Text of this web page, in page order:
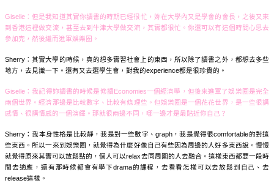
Giselle：但是我知道其實你讀書的時期已經很忙，妳在大學內又是學會的會長，之後又來
到香港這裡做交流，甚至去到牛津大學做交流，其實都很忙。你還可以有這個時間心思去
參加完，然後繼而進軍娛樂圈。
Sherry：其實大學的時候，真的想多實習社會上的東西，所以除了讀書之外，都想去多些
地方，去見識一下。還有又去選學生會，對我的experience都是很珍貴的。
Giselle：我記得妳讀書的時候是修讀Economies一個經濟學，但後來進軍了娛樂圈是完全
兩個世界。經濟那邊是比較數字、比較有條理些。但娛樂圈是一個花花世界，是一些很講
感情、很講情感的一個演繹。那就很兩邊不同，哪一邊才是最貼近你自己？
Sherry：我本身性格是比較靜，我是對一些數字、graph，我是覺得很comfortable的對這
些東西。所以一來到娛樂圈，就覺得為什麼好像自己有些因為周邊的人好多東西說。慢慢
就覺得原來其實可以放鬆點的，個人可以relax去同周圍的人去融合。這樣東西都要一段時
間去適應，還有那時候都會有學下drama的課程，去看看怎樣可以去放鬆到自己、去
release這樣。